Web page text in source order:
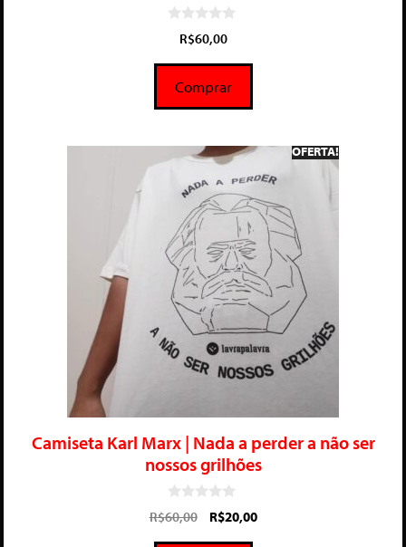
5
R$60,00
Comprar
OFERTA!
Camiseta Karl Marx | Nada a perder a não ser
nossos grilhões
0
d
R$60,00 R$20,00